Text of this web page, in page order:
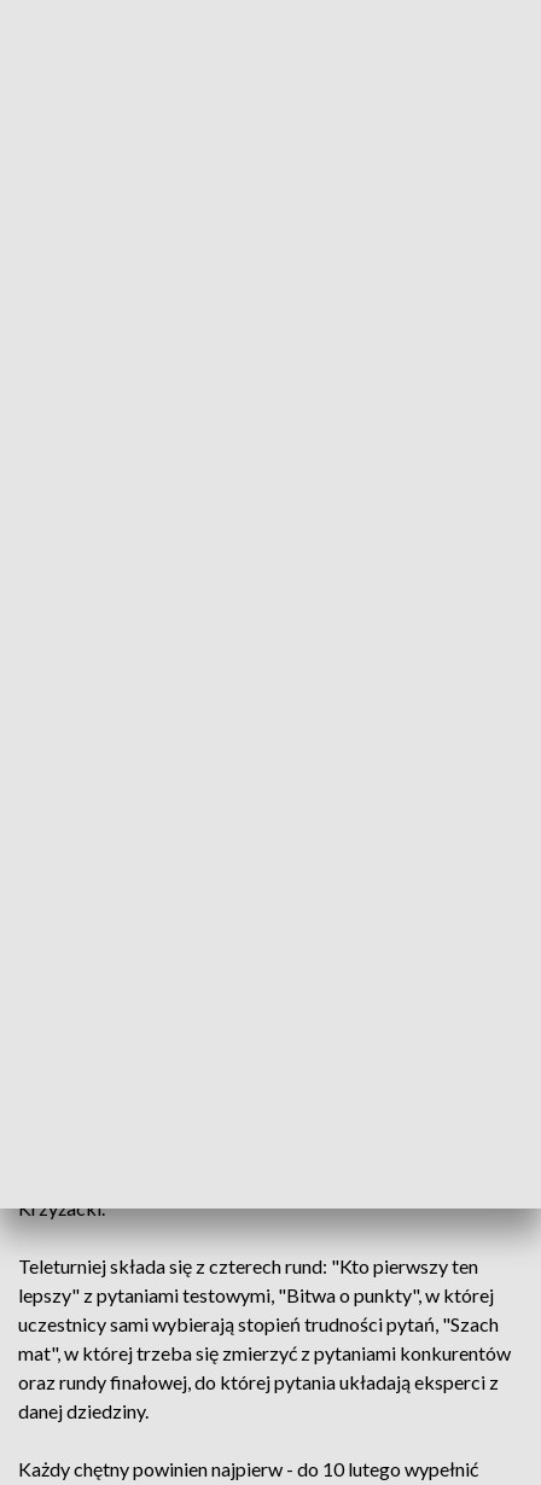
Krzyżacki.
Teleturniej składa się z czterech rund: "Kto pierwszy ten
lepszy" z pytaniami testowymi, "Bitwa o punkty", w której
uczestnicy sami wybierają stopień trudności pytań, "Szach
mat", w której trzeba się zmierzyć z pytaniami konkurentów
oraz rundy finałowej, do której pytania układają eksperci z
danej dziedziny.
Każdy chętny powinien najpierw - do 10 lutego wypełnić